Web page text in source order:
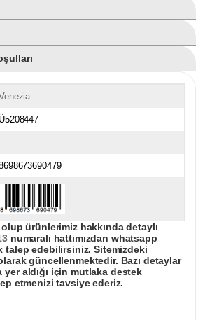
Ü5208447
ürünlerimiz hakkında detaylı
numaralı hattımızdan whatsapp
talep edebilirsiniz. Sitemizdeki
güncellenmektedir. Bazı detaylar
aldığı için mutlaka destek
etmenizi tavsiye ederiz.